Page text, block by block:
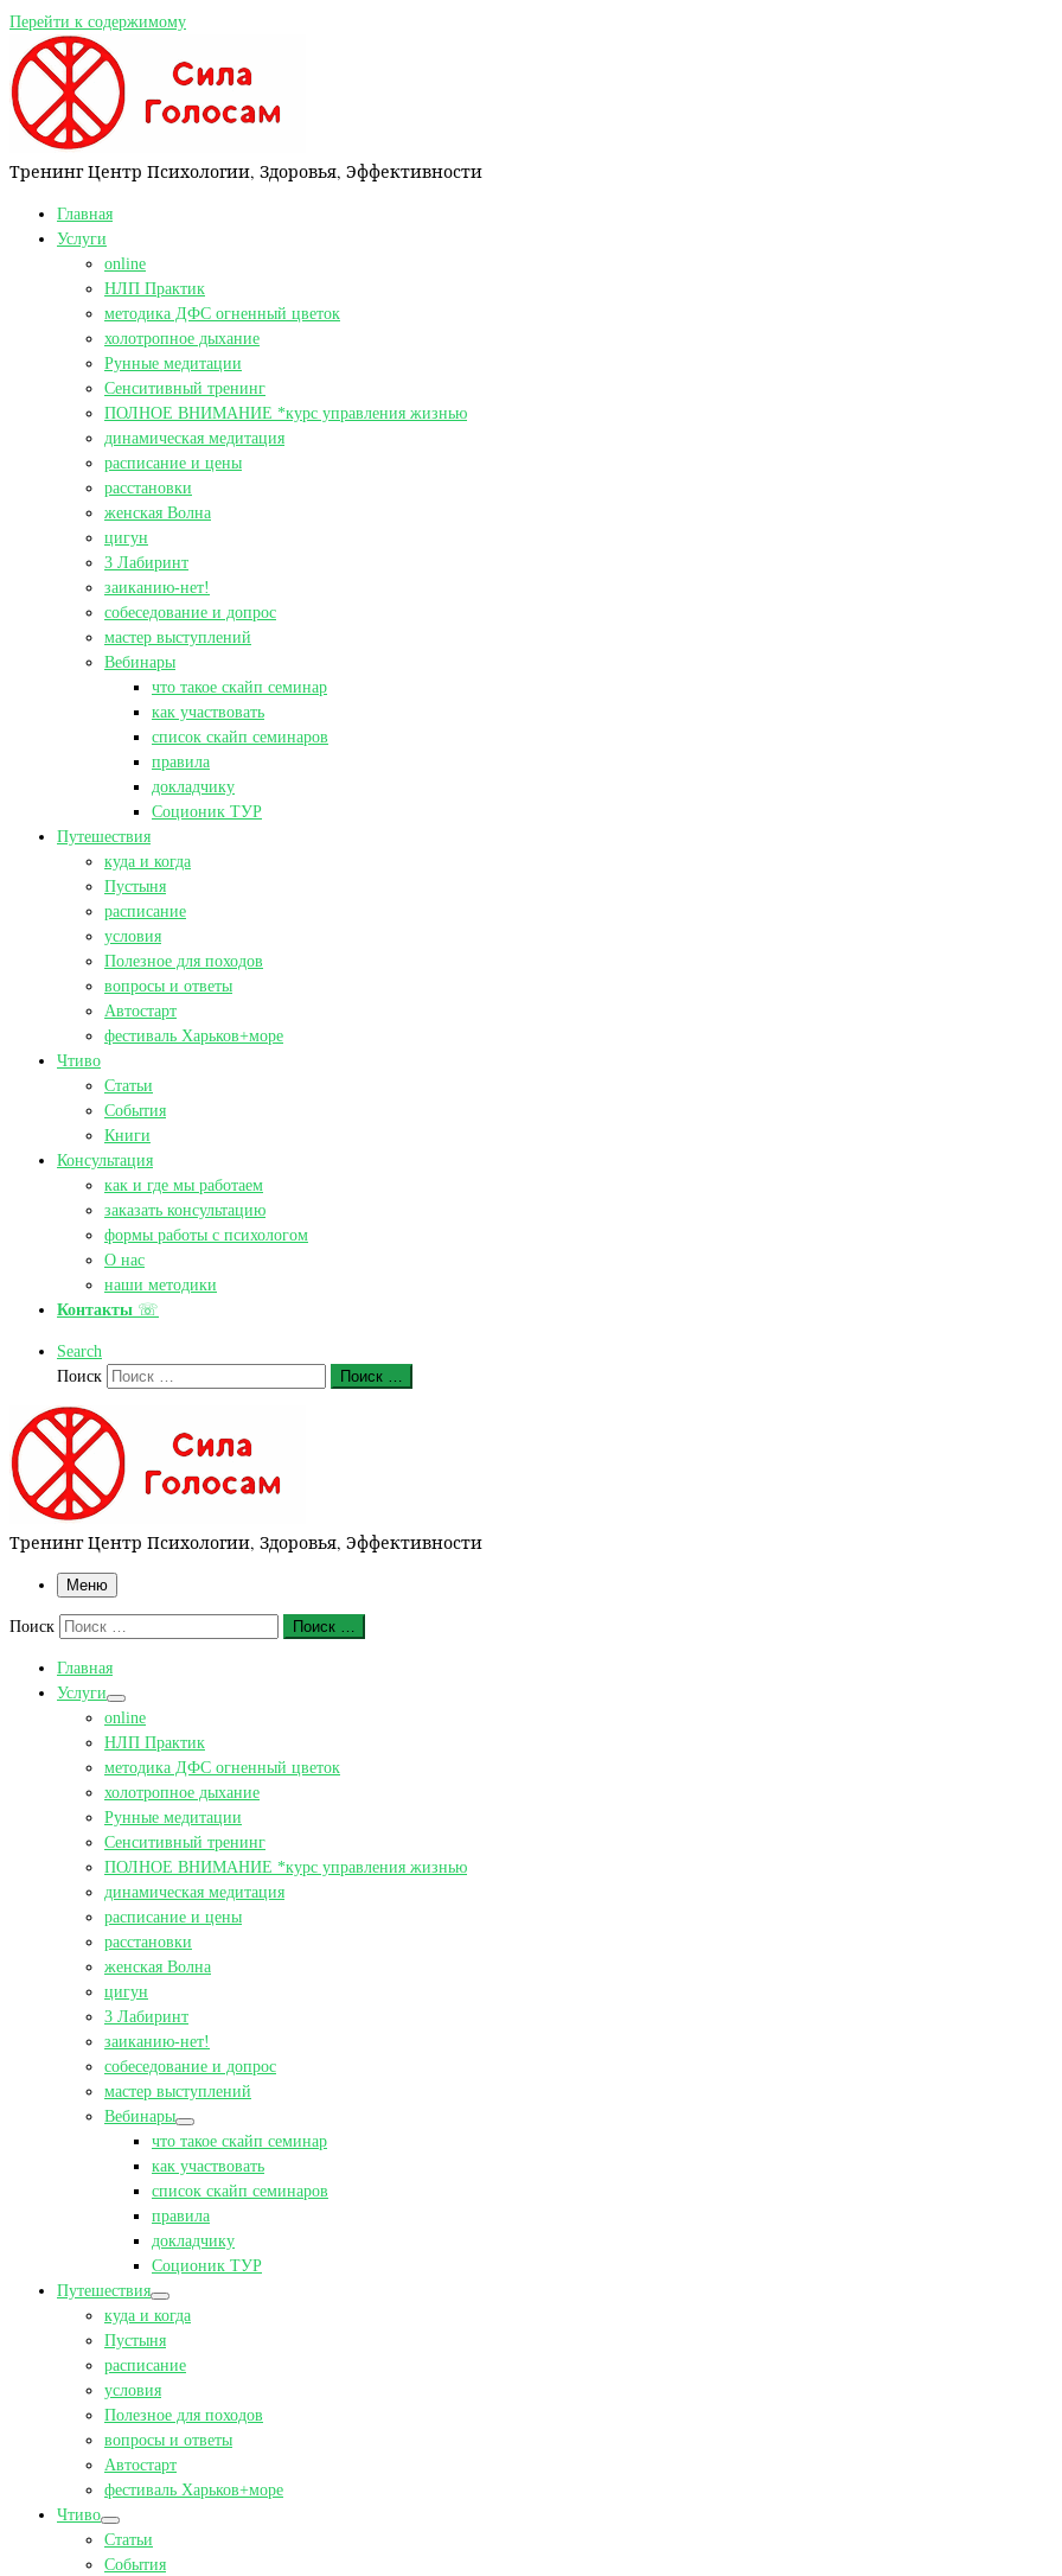
Перейти к содержимому
Тренинг Центр Психологии, Здоровья, Эффективности
Главная
Услуги
online
НЛП Практик
методика ДФС огненный цветок
холотропное дыхание
Рунные медитации
Сенситивный тренинг
ПОЛНОЕ ВНИМАНИЕ *курс управления жизнью
динамическая медитация
расписание и цены
расстановки
женская Волна
цигун
3 Лабиринт
заиканию-нет!
собеседование и допрос
мастер выступлений
Вебинары
что такое скайп семинар
как участвовать
список скайп семинаров
правила
докладчику
Соционик ТУР
Путешествия
куда и когда
Пустыня
расписание
условия
Полезное для походов
вопросы и ответы
Автостарт
фестиваль Харьков+море
Чтиво
Статьи
События
Книги
Консультация
как и где мы работаем
заказать консультацию
формы работы с психологом
О нас
наши методики
Контакты ☏
Search
Поиск
Поиск …
Тренинг Центр Психологии, Здоровья, Эффективности
Меню
Поиск Поиск …
Главная
Услуги
online
НЛП Практик
методика ДФС огненный цветок
холотропное дыхание
Рунные медитации
Сенситивный тренинг
ПОЛНОЕ ВНИМАНИЕ *курс управления жизнью
динамическая медитация
расписание и цены
расстановки
женская Волна
цигун
3 Лабиринт
заиканию-нет!
собеседование и допрос
мастер выступлений
Вебинары
что такое скайп семинар
как участвовать
список скайп семинаров
правила
докладчику
Соционик ТУР
Путешествия
куда и когда
Пустыня
расписание
условия
Полезное для походов
вопросы и ответы
Автостарт
фестиваль Харьков+море
Чтиво
Статьи
События